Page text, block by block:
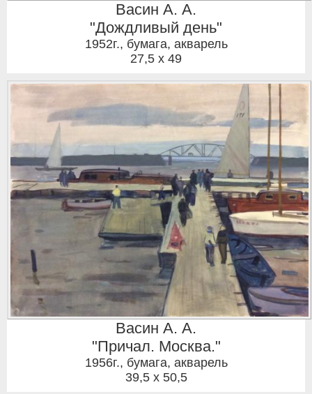
Васин А. А.
"Дождливый день"
1952г., бумага, акварель
27,5 x 49
Васин А. А.
"Причал. Москва."
1956г., бумага, акварель
39,5 x 50,5